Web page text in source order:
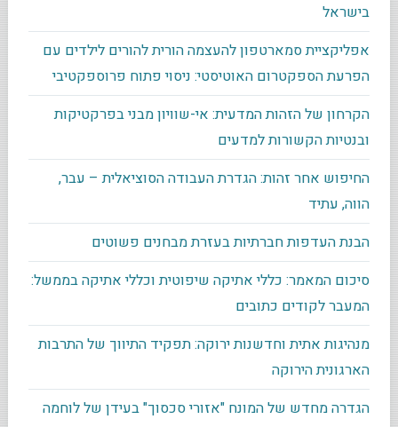
בישראל
אפליקציית סמארטפון להעצמה הורית להורים לילדים עם
הפרעת הספקטרום האוטיסטי: ניסוי פתוח פרוספקטיבי
הקרחון של הזהות המדעית: אי-שוויון מבני בפרקטיקות
ובנטיות הקשורות למדעים
החיפוש אחר זהות: הגדרת העבודה הסוציאלית – עבר,
הווה, עתיד
הבנת העדפות חברתיות בעזרת מבחנים פשוטים
סיכום המאמר: כללי אתיקה שיפוטית וכללי אתיקה בממשל:
המעבר לקודים כתובים
מנהיגות אתית וחדשנות ירוקה: תפקיד התיווך של התרבות
הארגונית הירוקה
הגדרה מחדש של המונח "אזורי סכסוך" בעידן של לוחמה